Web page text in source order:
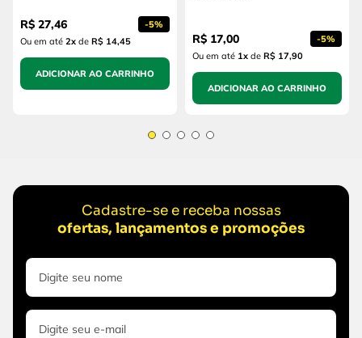
R$ 27,46 -5%
Ou em até 2x de R$ 14,45
ADICIONAR AO CARRINHO
R$ 17,00 -5%
Ou em até 1x de R$ 17,90
ADICIONAR AO CARRINHO
Cadastre-se e receba nossas
ofertas, lançamentos e promoções